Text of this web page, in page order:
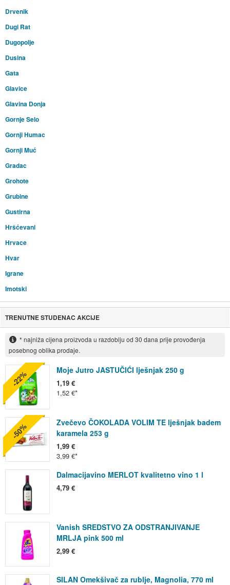
Drvenik
Dugi Rat
Dugopolje
Dusina
Gata
Glavice
Glavina Donja
Gornje Selo
Gornji Humac
Gornji Muć
Gradac
Grohote
Grubine
Gustirna
Hršćevani
Hrvace
Hvar
Igrane
Imotski
TRENUTNE STUDENAC AKCIJE
* najniža cijena proizvoda u razdoblju od 30 dana prije provođenja
posebnog oblika prodaje.
Moje Jutro JASTUČIĆI lješnjak 250 g
1,19 €
1,52 €
-22%
Zvečevo ČOKOLADA VOLIM TE lješnjak badem
karamela 253 g
1,99 €
3,99 €
-50%
Dalmacijavino MERLOT kvalitetno vino 1 l
4,79 €
Vanish SREDSTVO ZA ODSTRANJIVANJE
MRLJA pink 500 ml
2,99 €
SILAN Omekšivač za rublje, Magnolia, 770 ml